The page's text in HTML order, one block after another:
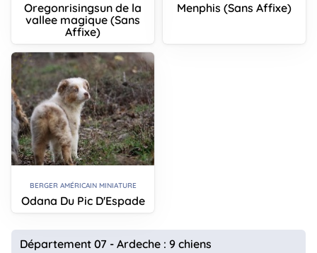
Oregonrisingsun de la
vallee magique (Sans
Affixe)
Menphis (Sans Affixe)
BERGER AMÉRICAIN MINIATURE
Odana Du Pic D'Espade
Département 07 - Ardeche : 9 chiens